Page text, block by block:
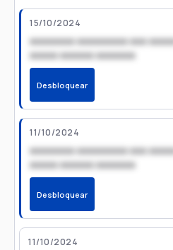
15/10/2024
xxxxxxxx xxxxxxxxx xxx
xxxxx xxxxxx xxxxxxx
Desbloquear
11/10/2024
xxxxxxxx xxxxxxxxx xxx
xxxxx xxxxxx xxxxxxx
Desbloquear
11/10/2024